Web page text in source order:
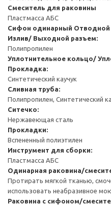
Смеситель для раковины
Пластмасса АБС
Сифон одинарный Отводной
Излив/ Выходной разъем:
Полипропилен
Уплотнительное кольцо/
Прокладка:
Синтетический каучук
Сливная труба:
Полипропилен, Синтетический
Ситечко:
Нержавеющая сталь
Прокладки:
Вспененный полиэтилен
Инструмент для сборки:
Пластмасса АБС
Одинарная раковина/
Протирать мягкой тканью,
использовать неабразивное
Раковина с сифоном/